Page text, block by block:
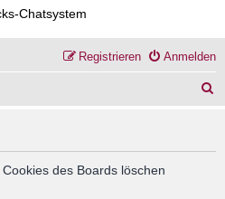
Chatsystem
Anmelden
Registrieren
des Boards löschen